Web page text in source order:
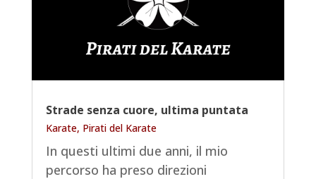
Strade senza cuore, ultima puntata
Karate, Pirati del Karate
In questi ultimi due anni, il mio
percorso ha preso direzioni